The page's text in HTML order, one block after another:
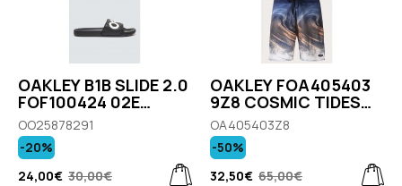
OAKLEY B1B SLIDE 2.0
FOF100424 02E
BLACKOUT
OO25878291
24,00€ 30,00€
-20%
OAKLEY FOA405403
9Z8 COSMIC TIDES
18'' BOARDSHORT
Ανδρικό Μαγιώ
Σόρτς Πολύχρωμο
OA405403Z8
32,50€ 65,00€
-50%